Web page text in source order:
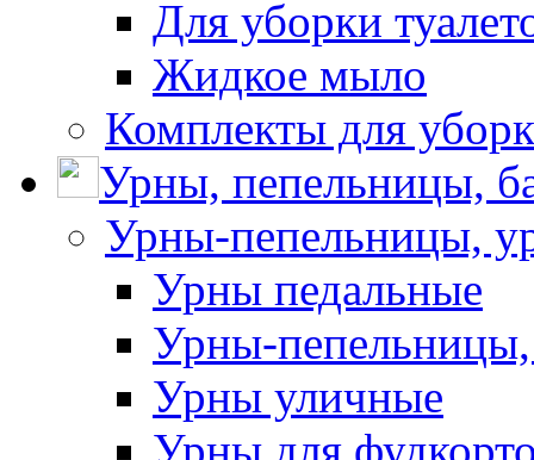
Для уборки
Жидкое мыло
Комплекты для
Урны, пепельницы,
Урны-пепельницы,
Урны педальные
Урны-
Урны уличные
Урны для